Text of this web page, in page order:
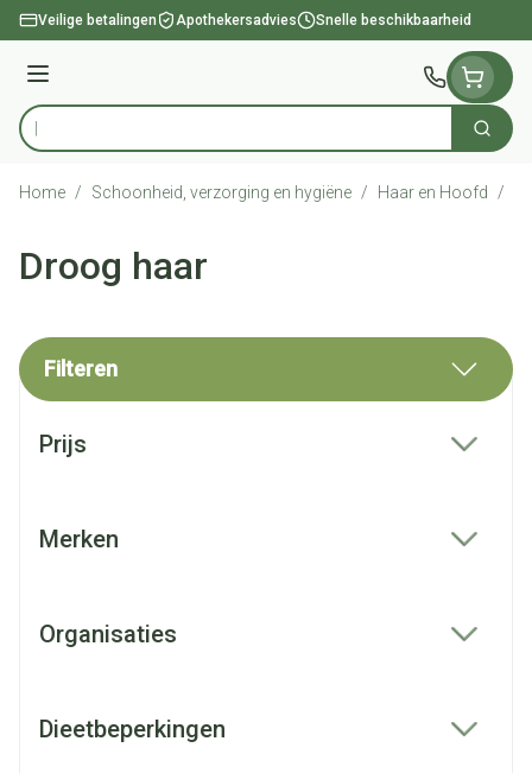
Ga naar de inhoud
Veilige betalingen Apothekersadvies Snelle beschikbaarheid
Menu
Product, merk, categorie... Zoek
Home / Schoonheid, verzorging en hygiëne / Haar en Hoofd /
Droog haar
Filteren
Prijs
Merken
Organisaties
Dieetbeperkingen